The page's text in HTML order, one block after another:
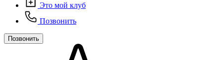
Это мой клуб
Позвонить
Позвонить